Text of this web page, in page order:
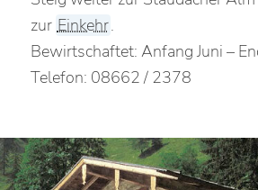
zur Einkehr.
Bewirtschaftet: Anfang Juni –
Telefon: 08662 / 2378